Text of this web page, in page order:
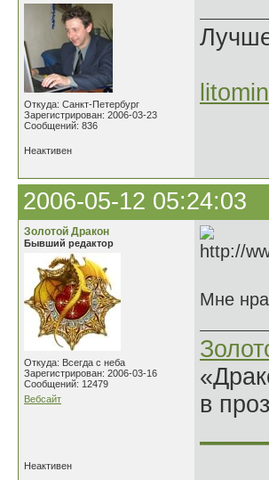
Откуда: Санкт-Петербург
Зарегистрирован: 2006-03-23
Сообщений: 836
litomin
Неактивен
2006-05-12 05:24:03
Золотой Дракон
Бывший редактор
Откуда: Всегда с неба
Зарегистрирован: 2006-03-16
Сообщений: 12479
Вебсайт
Мне
в
Неактивен